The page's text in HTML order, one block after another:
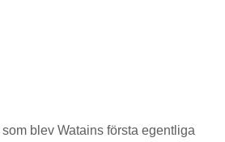
blev Watains första egentliga